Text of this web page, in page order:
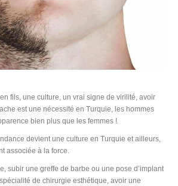
fils, une culture, un vrai signe de virilité, avoir
est une nécessité en Turquie, les hommes
bien plus que les femmes !
devient une culture en Turquie et ailleurs,
associée à la force.
subir une greffe de barbe ou une pose d’implant
de chirurgie esthétique, avoir une